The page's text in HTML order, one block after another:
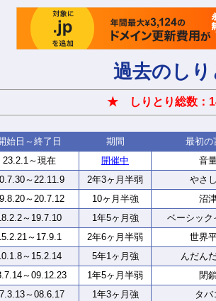
過去のしり
★ しりとり総数
始日～終了日 期間 最初の
23.2.1～現在 開催中 音
～22.11.9 2年3ヶ月半弱 やさ
～20.7.12 10ヶ月半強 沼
～19.7.10 1年5ヶ月強 ベーシック
～17.9.1 2年6ヶ月半弱 世界
～15.2.14 5年1ヶ月強 んだん
～09.12.23 1年5ヶ月半弱 閉
～08.6.17 1年3ヶ月強 タバ